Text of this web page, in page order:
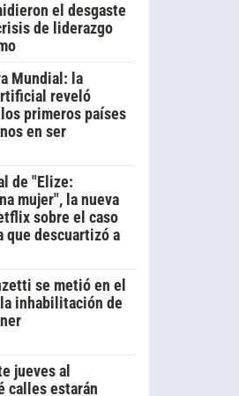
el desgaste
de liderazgo
Mundial: la
reveló
primeros países
en ser
de "Elize:
mujer", la nueva
sobre el caso
que descuartizó a
se metió en el
inhabilitación de
jueves al
calles estarán